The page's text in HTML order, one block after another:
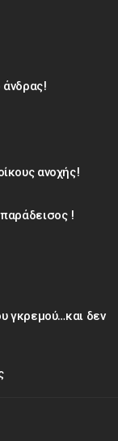
άνδρας!
ανοχής!
!
γκρεμού…και δεν